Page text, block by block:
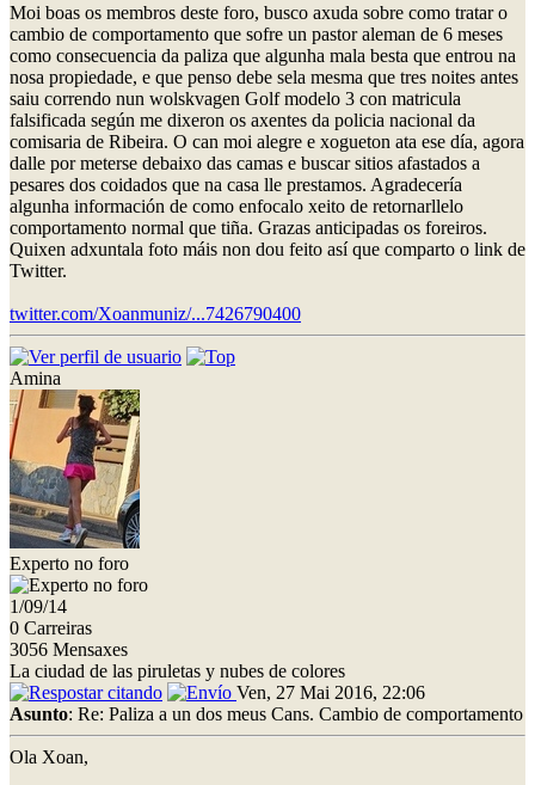
Moi boas os membros deste foro, busco axuda sobre como tratar o
cambio de comportamento que sofre un pastor aleman de 6 meses
como consecuencia da paliza que algunha mala besta que entrou na
nosa propiedade, e que penso debe sela mesma que tres noites antes
saiu correndo nun wolskvagen Golf modelo 3 con matricula
falsificada según me dixeron os axentes da policia nacional da
comisaria de Ribeira. O can moi alegre e xogueton ata ese día, agora
dalle por meterse debaixo das camas e buscar sitios afastados a
pesares dos coidados que na casa lle prestamos. Agradecería
algunha información de como enfocalo xeito de retornarllelo
comportamento normal que tiña. Grazas anticipadas os foreiros.
Quixen adxuntala foto máis non dou feito así que comparto o link de
Twitter.
twitter.com/Xoanmuniz/...7426790400
Amina
Experto no foro
1/09/14
0 Carreiras
3056 Mensaxes
La ciudad de las piruletas y nubes de colores
Ven, 27 Mai 2016, 22:06
Asunto: Re: Paliza a un dos meus Cans. Cambio de comportamento
Ola Xoan,